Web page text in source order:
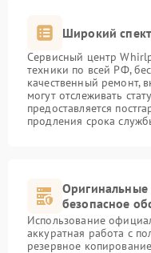
Широкий
Сервисный центр
техники по всей РФ,
качественный ремонт,
могут отслеживать
предоставляется
продления срока
безопасное
Использование
аккуратная работа с
резервное